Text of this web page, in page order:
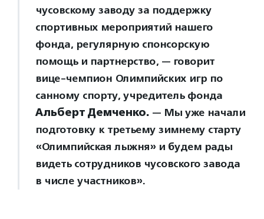
чусовскому заводу за поддержку
спортивных мероприятий нашего
фонда, регулярную спонсорскую
помощь и партнерство, — говорит
вице-чемпион Олимпийских игр по
санному спорту, учредитель фонда
Альберт Демченко. — Мы уже начали
подготовку к третьему зимнему старту
«Олимпийская лыжня» и будем рады
видеть сотрудников чусовского завода
в числе участников».